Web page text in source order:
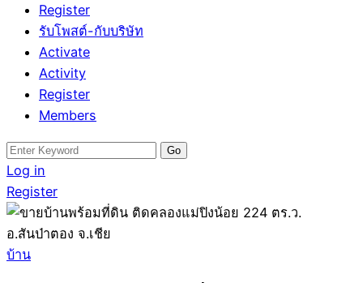
Register
รับโพสต์-กับบริษัท
Activate
Activity
Register
Members
Search
for:
Log in
Register
บ้าน